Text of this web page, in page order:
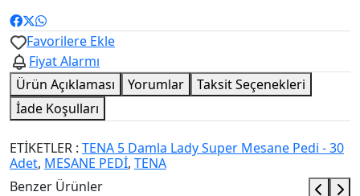
Favorilere Ekle
Fiyat Alarmı
Ürün Açıklaması
Yorumlar
Taksit Seçenekleri
İade Koşulları
ETİKETLER : TENA 5 Damla Lady Super Mesane Pedi - 30
Adet, MESANE PEDİ, TENA
Benzer Ürünler